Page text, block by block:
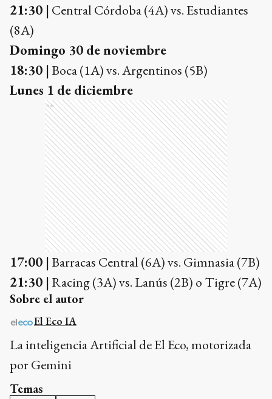
21:30 | Central Córdoba (4A) vs. Estudiantes
(8A)
Domingo 30 de noviembre
18:30 |Boca (1A) vs. Argentinos (5B)
Lunes 1 de diciembre
Ads
17:00 |Barracas Central (6A) vs. Gimnasia (7B)
21:30 |Racing (3A) vs. Lanús (2B) o Tigre (7A)
Sobre el autor
El Eco IA
La inteligencia Artificial de El Eco, motorizada
por Gemini
Temas